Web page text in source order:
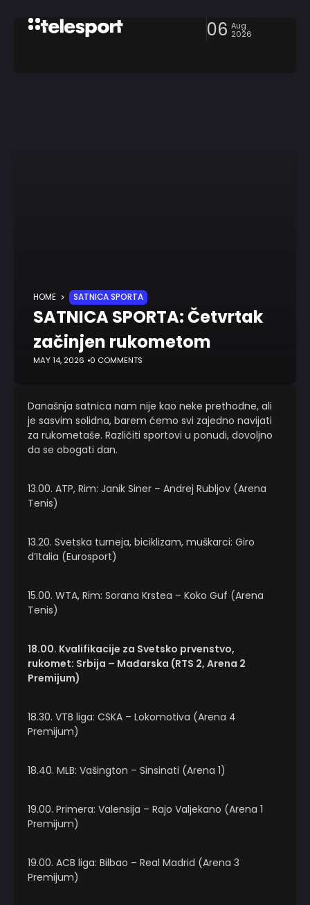
06 Aug
2026
HOME SATNICA SPORTA
SATNICA SPORTA: Četvrtak
začinjen rukometom
MAY 14, 2026 0 COMMENTS
Današnja satnica nam nije kao neke prethodne, ali
je sasvim solidna, barem ćemo svi zajedno navijati
za rukometaše. Različiti sportovi u ponudi, dovoljno
da se obogati dan.
13.00. ATP, Rim: Janik Siner – Andrej Rubljov (Arena
Tenis)
13.20. Svetska turneja, biciklizam, muškarci: Giro
d’Italia (Eurosport)
15.00. WTA, Rim: Sorana Krstea – Koko Guf (Arena
Tenis)
18.00. Kvalifikacije za Svetsko prvenstvo,
rukomet: Srbija – Mađarska (RTS 2, Arena 2
Premijum)
18.30. VTB liga: CSKA – Lokomotiva (Arena 4
Premijum)
18.40. MLB: Vašington – Sinsinati (Arena 1)
19.00. Primera: Valensija – Rajo Valjekano (Arena 1
Premijum)
19.00. ACB liga: Bilbao – Real Madrid (Arena 3
Premijum)